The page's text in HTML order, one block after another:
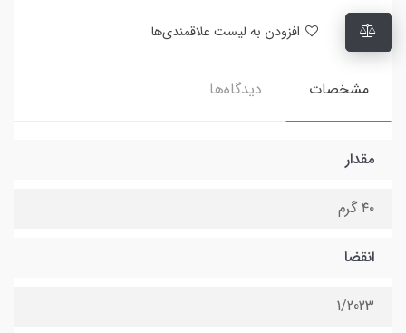
مشخصات دیدگاه‌ها
مقدار
۴۰ گرم
انقضا
1/2023